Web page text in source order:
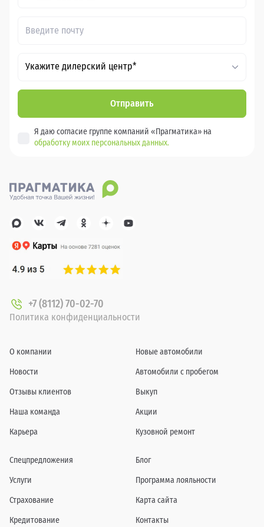
Укажите дилерский центр*
Отправить
Я даю согласие группе компаний «Прагматика» на
обработку моих персональных данных.
+7 (8112) 70-02-70
Политика конфиденциальности
О компании
Новости
Отзывы клиентов
Наша команда
Карьера
Новые автомобили
Автомобили с пробегом
Выкуп
Акции
Кузовной ремонт
Спецпредложения
Услуги
Страхование
Кредитование
Блог
Программа лояльности
Карта сайта
Контакты